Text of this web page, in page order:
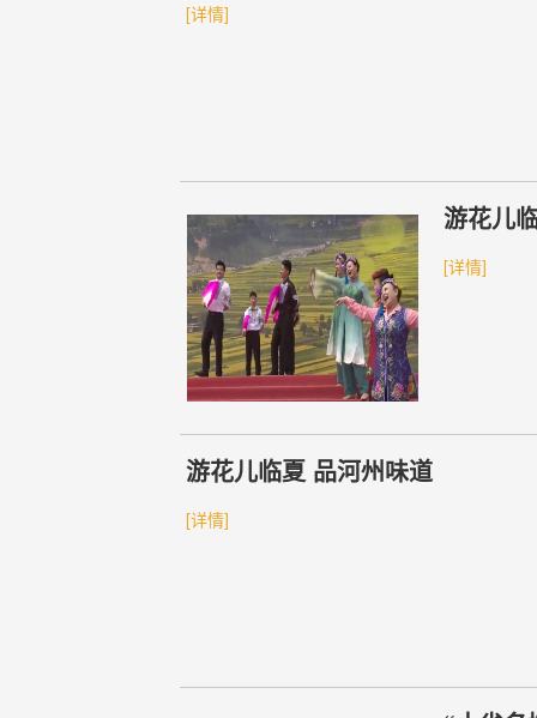
[详情]
游花儿
[详情]
游花儿临夏 品河州味道
[详情]